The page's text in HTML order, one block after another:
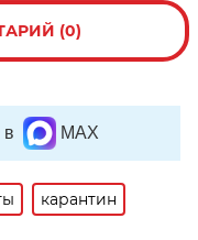
(0)
в MAX
карантин